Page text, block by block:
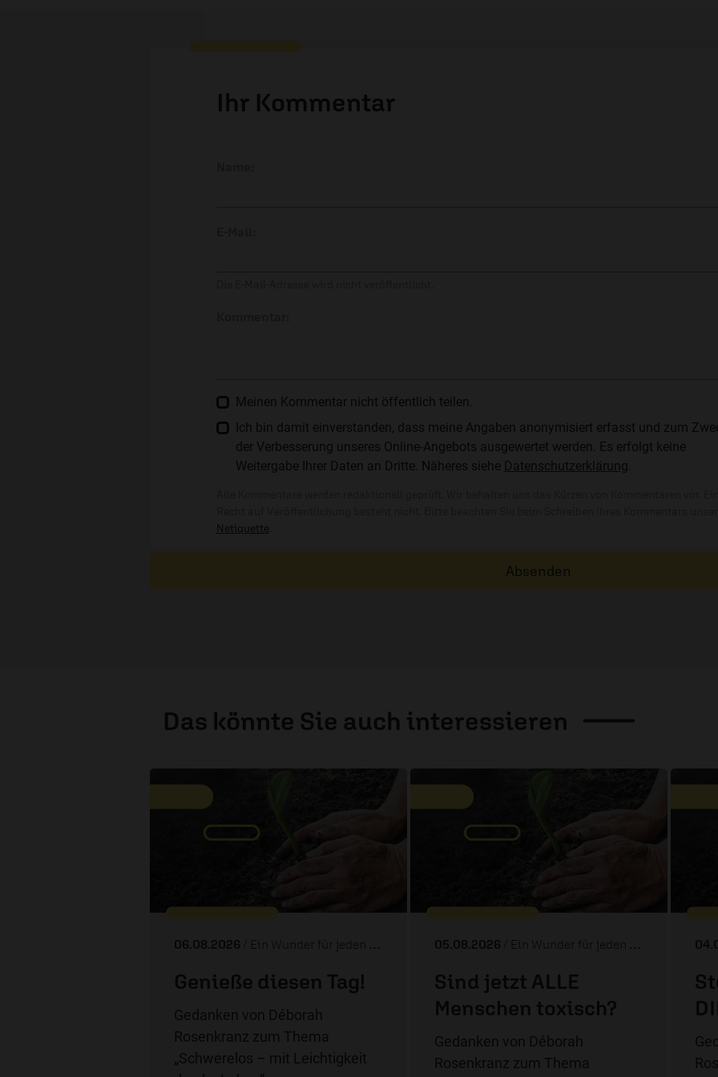
Ihr Kommentar
Meinen Kommentar nicht öffentlich teilen.
Ich bin damit einverstanden, dass meine Angaben anonymisiert erfasst und zum
der Verbesserung unseres Online-Angebots ausgewertet werden. Es erfolgt keine
Weitergabe Ihrer Daten an Dritte. Näheres siehe Datenschutzerklärung
Netiquette
Absenden
Das könnte Sie auch interessieren
06.08.2026 / Ein Wunder für jeden Tag
Genieße diesen Tag!
Gedanken von Déborah
Rosenkranz zum Thema
„Schwerelos – mit Leichtigkeit
05.08.2026 / Ein Wunder für jeden Tag
Sind jetzt ALLE
Menschen toxisch?
Gedanken von Déborah
Rosenkranz zum Thema